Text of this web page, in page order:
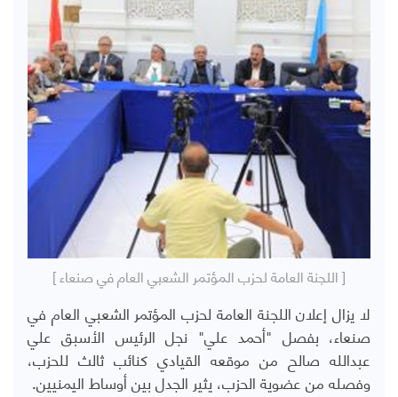
[ اللجنة العامة لحزب المؤتمر الشعبي العام في صنعاء ]
لا يزال إعلان اللجنة العامة لحزب المؤتمر الشعبي العام في
صنعاء، بفصل "أحمد علي" نجل الرئيس الأسبق علي
عبدالله صالح من موقعه القيادي كنائب ثالث للحزب،
وفصله من عضوية الحزب، يثير الجدل بين أوساط اليمنيين.